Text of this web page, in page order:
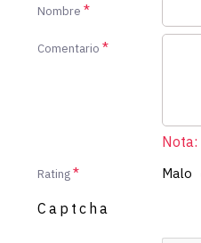
Nombre
Comentario
Nota:
Rating Malo
Captcha